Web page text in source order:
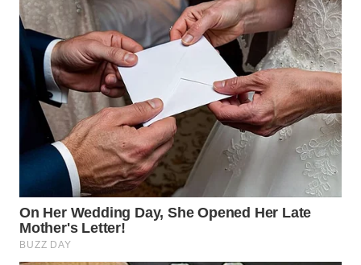
WN
PAKPAK
WN
KARAWANG
WN
BEKASI
WN
BOGOR